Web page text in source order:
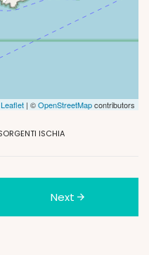
Leaflet | ©OpenStreetMapcontributors
ISCHIA
Next